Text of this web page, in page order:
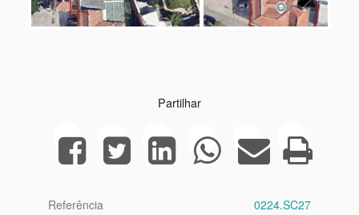
Next
Partilhar
Referência
0224.SC27